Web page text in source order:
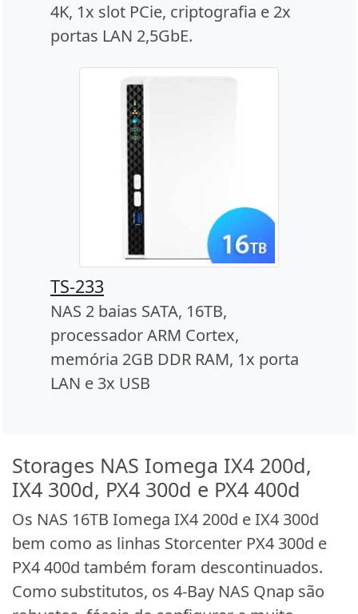
4K, 1x slot PCie, criptografia e 2x
portas LAN 2,5GbE.
TS-233
NAS 2 baias SATA, 16TB,
processador ARM Cortex,
memória 2GB DDR RAM, 1x porta
LAN e 3x USB
Storages NAS Iomega IX4 200d,
IX4 300d, PX4 300d e PX4 400d
Os NAS 16TB Iomega IX4 200d e IX4 300d
bem como as linhas Storcenter PX4 300d e
PX4 400d também foram descontinuados.
Como substitutos, os 4-Bay NAS Qnap são